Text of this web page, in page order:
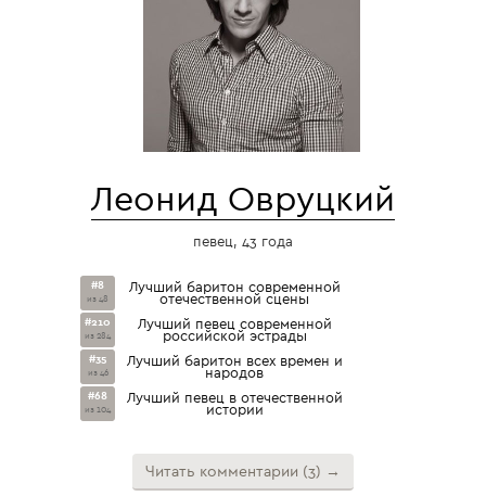
Леонид Овруцкий
певец, 43 года
#8
из 48
Лучший баритон современной
отечественной сцены
#210
из 284
Лучший певец современной
российской эстрады
#35
из 46
Лучший баритон всех времен и
народов
#68
из 104
Лучший певец в отечественной
истории
Читать комментарии (3) →